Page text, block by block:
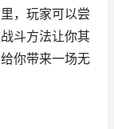
，玩家可以尝
斗方法让你其
你带来一场无